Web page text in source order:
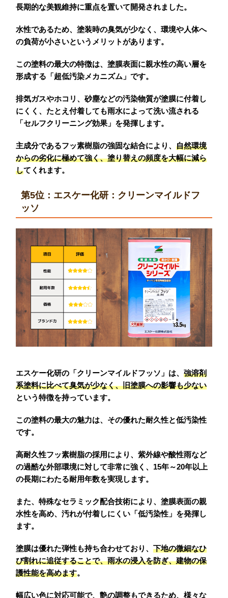
長期的な美観維持に重点を置いて開発されました。
水性であるため、塗装時の臭気が少なく、環境や人体へ
の負荷が小さいというメリットがあります。
この塗料の最大の特徴は、塗膜表面に親水性の高い層を
形成する「超低汚染メカニズム」です。
排気ガスやホコリ、砂塵などの汚染物質が塗膜に付着し
にくく、たとえ付着しても雨水によって洗い流される
「セルフクリーニング効果」を発揮します。
主成分であるフッ素樹脂の強固な結合により、自然環境
からの劣化に極めて強く、塗り替えの頻度を大幅に減ら
してくれます。
第5位：エスケー化研：クリーンマイルドフ
ッソ
エスケー化研の「クリーンマイルドフッソ」は、強溶剤
系塗料に比べて臭気が少なく、旧塗膜への影響も少ない
という特徴を持っています。
この塗料の最大の魅力は、その優れた耐久性と低汚染性
です。
高耐久性フッ素樹脂の採用により、紫外線や酸性雨など
の過酷な外部環境に対して非常に強く、15年～20年以上
の長期にわたる耐用年数を実現します。
また、特殊なセラミック配合技術により、塗膜表面の親
水性を高め、汚れが付着しにくい「低汚染性」を発揮し
ます。
塗膜は優れた弾性も持ち合わせており、下地の微細なひ
び割れに追従することで、雨水の浸入を防ぎ、建物の保
護性能を高めます。
幅広い色に対応可能で、艶の調整もできるため、様々な